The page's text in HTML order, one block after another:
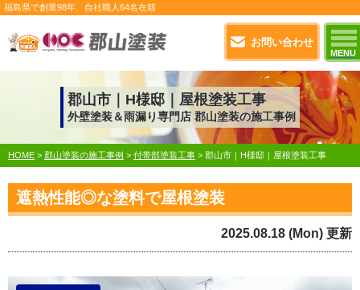
お問い合わせ
MENU
福島県で創業98年 、自社職人 64名在籍
郡山市｜H様邸｜屋根塗装工事
外壁塗装＆雨漏り専門店 郡山塗装の施工事例
HOME > 郡山塗装の施工事例 > 付帯部塗装工事 > 郡山市｜H様邸｜屋根塗装工事
遮熱性能◎な塗料で屋根塗装
2025.08.18 (Mon) 更新